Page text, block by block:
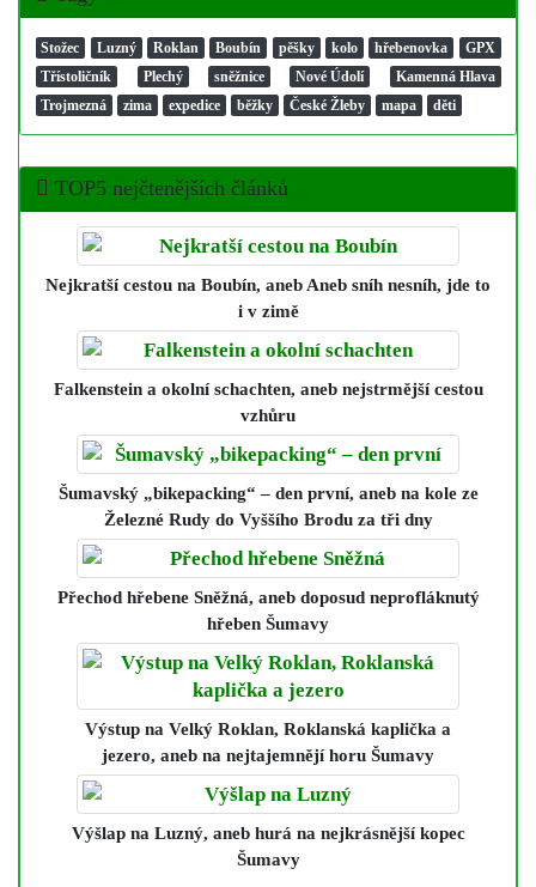
Stožec Luzný Roklan Boubín pěšky kolo hřebenovka
GPX
Třístoličník
Plechý sněžnice Nové Údolí
Kamenná Hlava
Trojmezná
zima expedice běžky České Žleby mapa děti
TOP5 nejčtenějších článků
Nejkratší cestou na Boubín, aneb Aneb sníh nesníh, jde to
i v zimě
Falkenstein a okolní schachten, aneb nejstrmější cestou
vzhůru
Šumavský „bikepacking“ – den první, aneb na kole ze
Železné Rudy do Vyššího Brodu za tři dny
Přechod hřebene Sněžná, aneb doposud neprofláknutý
hřeben Šumavy
Výstup na Velký Roklan, Roklanská kaplička a
jezero, aneb na nejtajemnějí horu Šumavy
Výšlap na Luzný, aneb hurá na nejkrásnější kopec
Šumavy